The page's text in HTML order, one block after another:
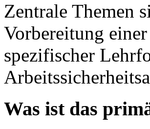
Zentrale Themen
Vorbereitung
spezifischer
Was ist das